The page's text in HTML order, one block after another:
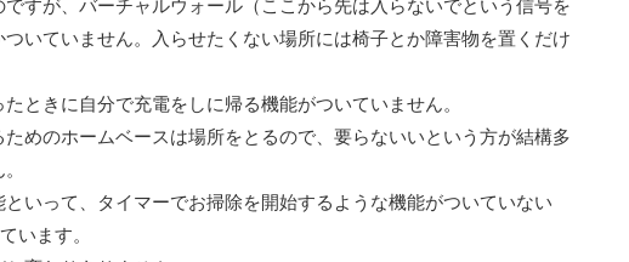
すが、バーチャルウォール（ここから先は入らないでという信号を
いていません。入らせたくない場所には椅子とか障害物を置くだけ
ときに自分で充電をしに帰る機能がついていません。
めのホームベースは場所をとるので、要らないいという方が結構多
といって、タイマーでお掃除を開始するような機能がついていない
います。